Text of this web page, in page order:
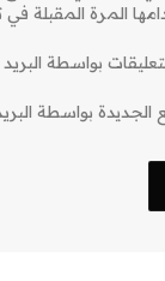
المرة المقبلة في
بواسطة البريد
بواسطة